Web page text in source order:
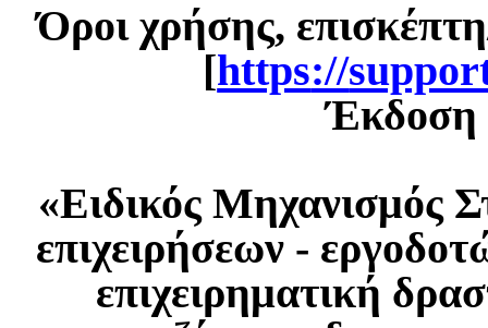
Όροι χρήσης,
[https://
Έκδοση
«Ειδικός Μηχανισμός
επιχειρήσεων -
επιχειρηματική